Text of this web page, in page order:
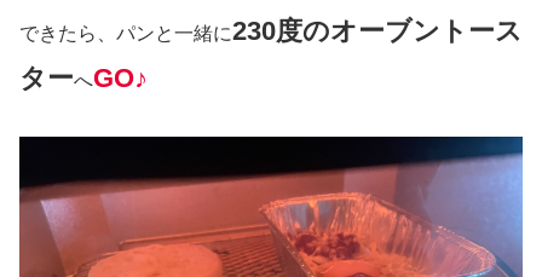
できたら、パンと一緒に230度のオーブントース
ターへGO♪